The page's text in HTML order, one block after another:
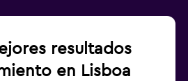
resultados
en Lisboa